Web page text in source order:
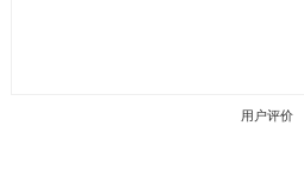
用户评价